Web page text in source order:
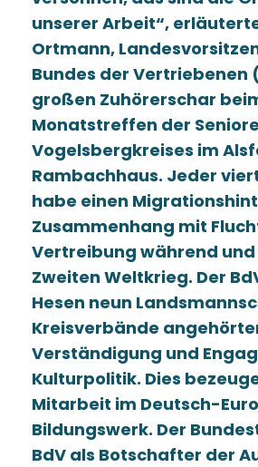
unserer Arbeit“,
Ortmann,
Bundes der Vertriebenen
großen Zuhörerschar
Monatstreffen der
Vogelsbergkreises im
Rambachhaus. Jeder
habe einen
Zusammenhang mit
Vertreibung während
Zweiten Weltkrieg. Der
Hesen neun
Kreisverbände
Verständigung und
Kulturpolitik. Dies
Mitarbeit im Deutsch-
Bildungswerk. Der
BdV als Botschafter der